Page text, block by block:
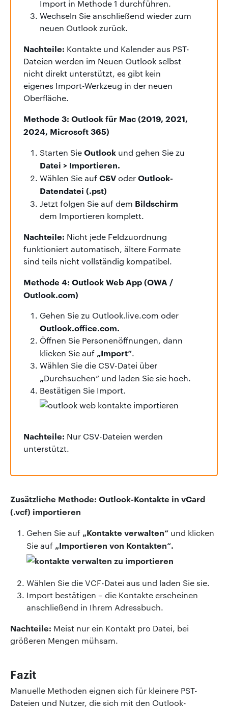
Import in Methode 1 durchführen.
Wechseln Sie anschließend wieder zum
neuen Outlook zurück.
Nachteile: Kontakte und Kalender aus PST-
Dateien werden im Neuen Outlook selbst
nicht direkt unterstützt, es gibt kein
eigenes Import-Werkzeug in der neuen
Oberfläche.
Methode 3: Outlook für Mac (2019, 2021,
2024, Microsoft 365)
Starten SieOutlook und gehen Sie zu
Datei > Importieren.
Wählen Sie aufCSVoderOutlook-
Datendatei (.pst)
Jetzt folgen Sie auf dem Bildschirm
dem Importieren komplett.
Nachteile: Nicht jede Feldzuordnung
funktioniert automatisch, ältere Formate
sind teils nicht vollständig kompatibel.
Methode 4: Outlook Web App (OWA /
Outlook.com)
Gehen Sie zu Outlook.live.com oder
Outlook.office.com.
Öffnen Sie Personenöffnungen, dann
klicken Sie auf „Import“.
Wählen Sie die CSV-Datei über
„Durchsuchen“ und laden Sie sie hoch.
Bestätigen Sie Import.
Nachteile: Nur CSV-Dateien werden
unterstützt.
Zusätzliche Methode: Outlook-Kontakte in vCard
(.vcf) importieren
Gehen Sie auf „Kontakte verwalten“ und klicken
Sie auf „Importieren von Kontakten“.
Wählen Sie die VCF-Datei aus und laden Sie sie.
Import bestätigen – die Kontakte erscheinen
anschließend in Ihrem Adressbuch.
Nachteile: Meist nur ein Kontakt pro Datei, bei
größeren Mengen mühsam.
Fazit
Manuelle Methoden eignen sich für kleinere PST-
Dateien und Nutzer, die sich mit den Outlook-